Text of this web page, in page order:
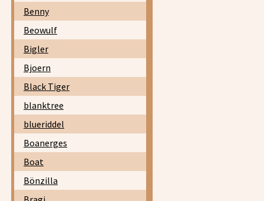
Benny
Beowulf
Bigler
Bjoern
Black Tiger
blanktree
blueriddel
Boanerges
Boat
Bönzilla